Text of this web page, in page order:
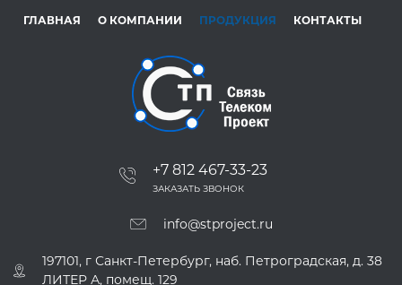
ГЛАВНАЯ О КОМПАНИИ ПРОДУКЦИЯ КОНТАКТЫ
+7 812 467-33-23
ЗАКАЗАТЬ ЗВОНОК
info@stproject.ru
197101, г Санкт-Петербург, наб. Петроградская, д. 38
ЛИТЕР А, помещ. 129